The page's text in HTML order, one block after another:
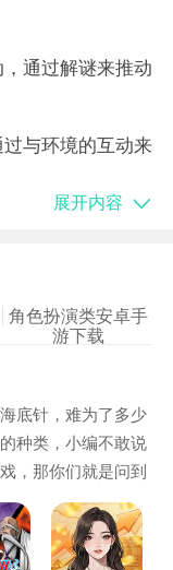
通过解谜来推动
与环境的互动来
展开内容
角色扮演类安卓手
游下载
底针，难为了多少
种类，小编不敢说
，那你们就是问到
搜罗了一部分时下
的满意，但是绝对
女生推荐什么游戏